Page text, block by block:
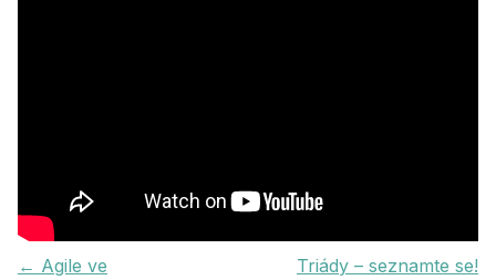
← Agile ve
Triády – seznamte se!